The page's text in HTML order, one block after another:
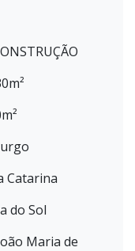
Catarina
do Sol
Maria de